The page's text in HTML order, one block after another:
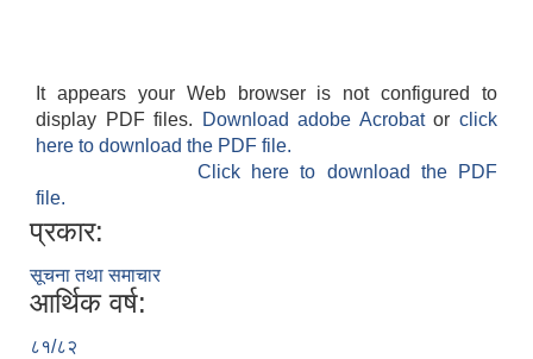
It appears your Web browser is not configured to
display PDF files.
Download adobe Acrobatorclick
here to download the PDF file.
Click here to download the PDF
file.
प्रकार:
सूचना तथा समाचार
आर्थिक वर्ष:
८१/८२